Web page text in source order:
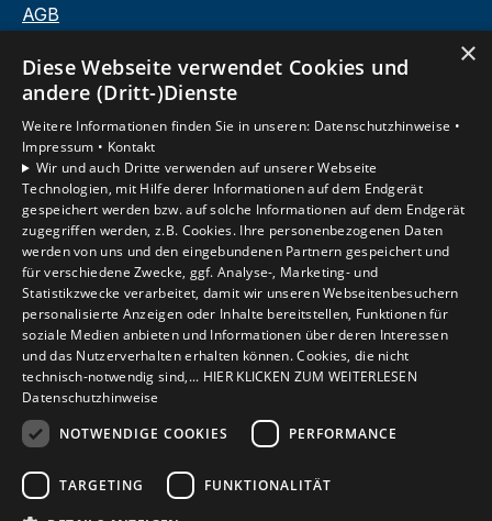
AGB
Unsere Bereiche
Privatkunden
Gewerbekunden
Karriere
Unternehmen
Kontakt
Um externe HTML-Inhalte anzuzeigen, benötigen
wir Ihre Einwilligung.
Weitere Informationen finden Sie in unserer
Datenschutzerklärung.
Cookie-Einstellungen öffnen
×
Diese Webseite verwendet Cookies und
andere (Dritt-)Dienste
Weitere Informationen finden Sie in unseren: Datenschutzhinweise •
Impressum • Kontakt
Wir und auch Dritte verwenden auf unserer Webseite
Technologien, mit Hilfe derer Informationen auf dem Endgerät
gespeichert werden bzw. auf solche Informationen auf dem Endgerät
zugegriffen werden, z.B. Cookies. Ihre personenbezogenen Daten
werden von uns und den eingebundenen Partnern gespeichert und
für verschiedene Zwecke, ggf. Analyse-, Marketing- und
Statistikzwecke verarbeitet, damit wir unseren Webseitenbesuchern
personalisierte Anzeigen oder Inhalte bereitstellen, Funktionen für
soziale Medien anbieten und Informationen über deren Interessen
und das Nutzerverhalten erhalten können. Cookies, die nicht
technisch-notwendig sind,... HIER KLICKEN ZUM WEITERLESEN
Datenschutzhinweise
NOTWENDIGE COOKIES
PERFORMANCE
TARGETING FUNKTIONALITÄT